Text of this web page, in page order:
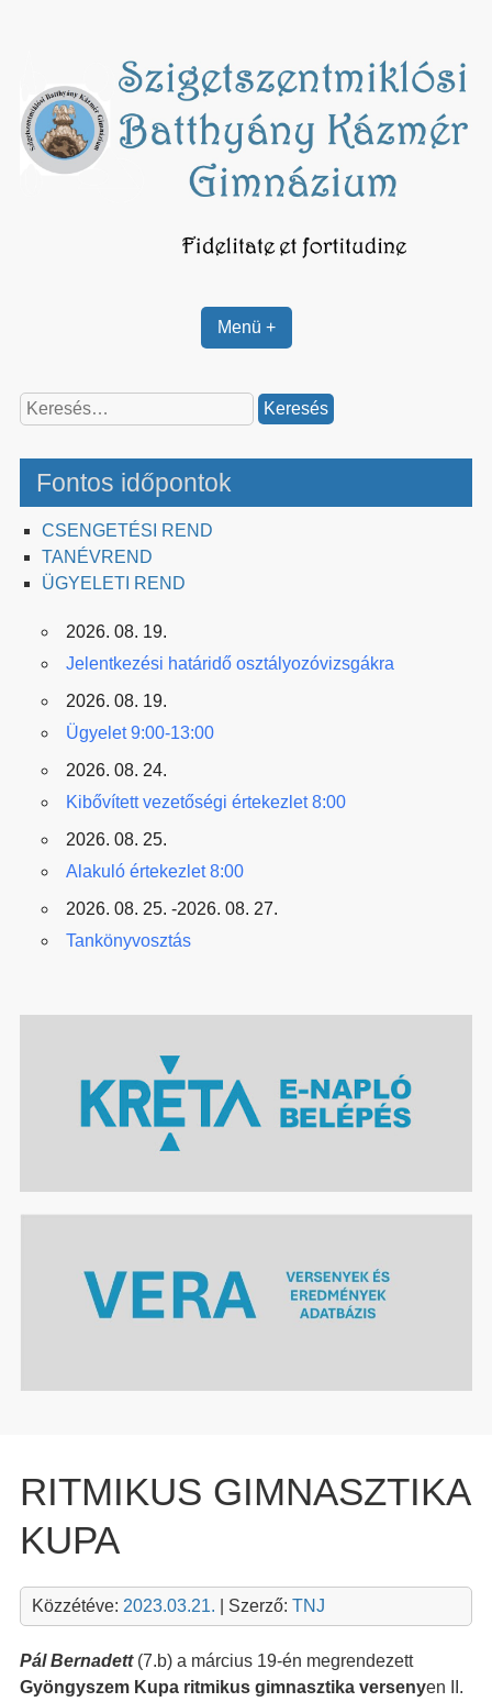
Menü +
Keresés:
Fontos időpontok
CSENGETÉSI REND
TANÉVREND
ÜGYELETI REND
2026. 08. 19.
Jelentkezési határidő osztályozóvizsgákra
2026. 08. 19.
Ügyelet 9:00-13:00
2026. 08. 24.
Kibővített vezetőségi értekezlet 8:00
2026. 08. 25.
Alakuló értekezlet 8:00
2026. 08. 25. -2026. 08. 27.
Tankönyvosztás
RITMIKUS GIMNASZTIKA
KUPA
Közzétéve: 2023.03.21. | Szerző: TNJ
Pál Bernadett(7.b) a március 19-én megrendezett
Gyöngyszem Kupa ritmikus gimnasztika versenyen II.